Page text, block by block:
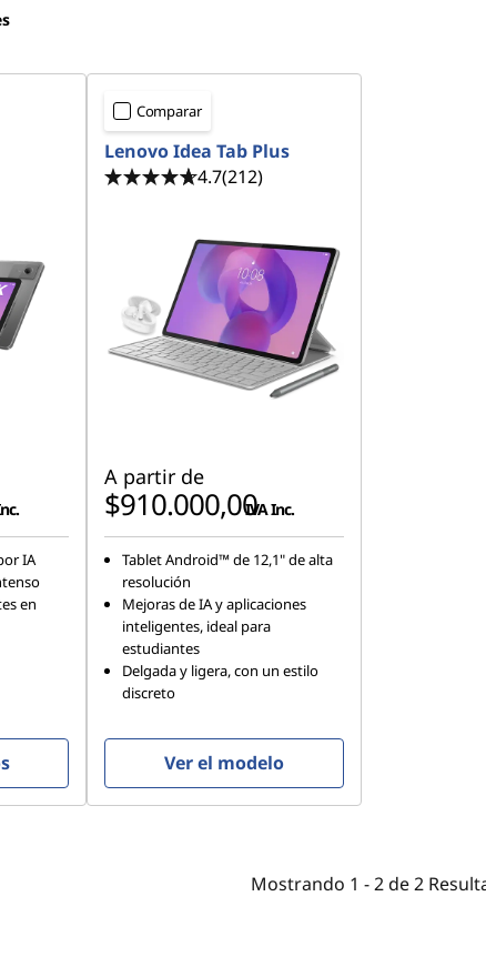
IA
en
Comparar
Lenovo Idea Tab Plus
4.7(212)
A partir de
$910.000,00IVA Inc.
Tablet Android™ de 12,1" de alta
resolución
Mejoras de IA y aplicaciones
inteligentes, ideal para
estudiantes
Delgada y ligera, con un estilo
discreto
Ver el modelo
Mostrando 1 -2de2